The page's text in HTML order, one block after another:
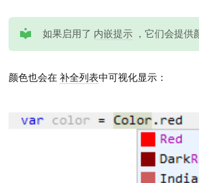
如果启用了 内嵌提示 ，它们会提
颜色也会在补全列表中可视化显示：